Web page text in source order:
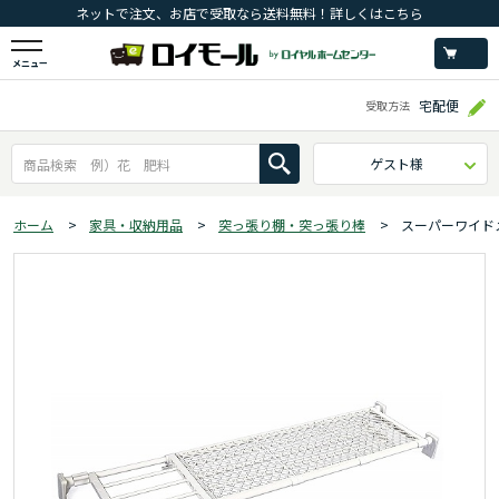
ネットで注文、お店で受取なら送料無料！詳しくはこちら
メニュー
受取方法 宅配便
ゲスト様
ホーム > 家具・収納用品 > 突っ張り棚・突っ張り棒 > スーパーワイ